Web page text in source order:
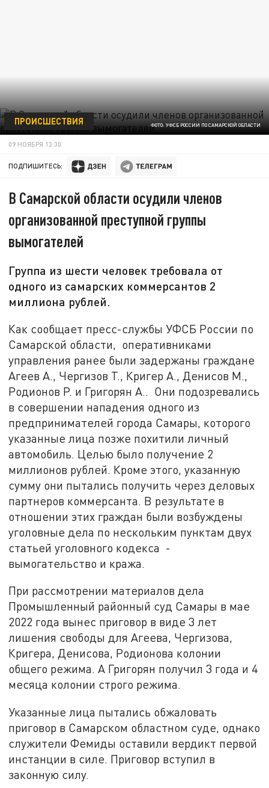
ФОТО: УФСБ РОССИИ ПО САМАРСКОЙ ОБЛАСТИ
ПРОИСШЕСТВИЯ
09 НОЯБРЯ 13:30
ПОДПИШИТЕСЬ:
В Самарской области осудили членов
организованной преступной группы
вымогателей
Группа из шести человек требовала от
одного из самарских коммерсантов 2
миллиона рублей.
Как сообщает пресс-службы УФСБ России по
Самарской области, оперативниками
управления ранее были задержаны граждане
Агеев А., Чергизов Т., Кригер А., Денисов М.,
Родионов Р. и Григорян А.. Они подозревались
в совершении нападения одного из
предпринимателей города Самары, которого
указанные лица позже похитили личный
автомобиль. Целью было получение 2
миллионов рублей. Кроме этого, указанную
сумму они пытались получить через деловых
партнеров коммерсанта. В результате в
отношении этих граждан были возбуждены
уголовные дела по нескольким пунктам двух
статьей уголовного кодекса -
вымогательство и кража.
При рассмотрении материалов дела
Промышленный районный суд Самары в мае
2022 года вынес приговор в виде 3 лет
лишения свободы для Агеева, Чергизова,
Кригера, Денисова, Родионова колонии
общего режима. А Григорян получил 3 года и 4
месяца колонии строго режима.
Указанные лица пытались обжаловать
приговор в Самарском областном суде, однако
служители Фемиды оставили вердикт первой
инстанции в силе. Приговор вступил в
законную силу.